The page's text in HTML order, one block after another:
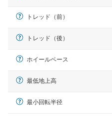
トレッド（前）
トレッド（後）
ホイールベース
最低地上高
最小回転半径